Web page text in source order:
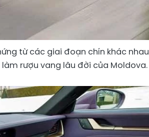
từ các giai đoạn chín khác nhau
rượu vang lâu đời của Moldova.